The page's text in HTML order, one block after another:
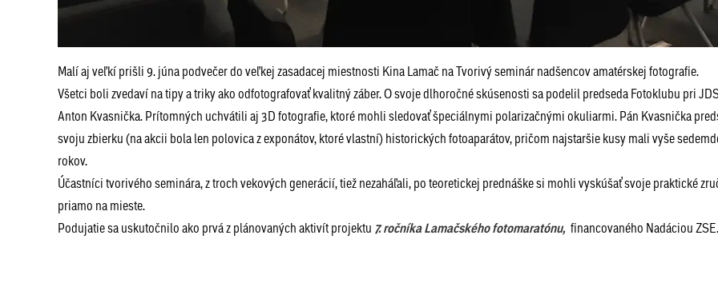
Malí aj veľkí prišli 9. júna podvečer do veľkej zasadacej miestnosti Kina Lamač na Tvorivý seminár nadšencov amatérskej fotografie.
Všetci boli zvedaví na tipy a triky ako odfotografovať kvalitný záber. O svoje dlhoročné skúsenosti sa podelil predseda Fotoklubu pri
Anton Kvasnička. Prítomných uchvátili aj 3D fotografie, ktoré mohli sledovať špeciálnymi polarizačnými okuliarmi. Pán Kvasnička
svoju zbierku (na akcii bola len polovica z exponátov, ktoré vlastní) historických fotoaparátov, pričom najstaršie kusy mali vyše
rokov.
Účastníci tvorivého seminára, z troch vekových generácií, tiež nezaháľali, po teoretickej prednáške si mohli vyskúšať svoje praktické
priamo na mieste.
Podujatie sa uskutočnilo ako prvá z plánovaných aktivít projektu 7. ročníka Lamačského fotomaratónu, financovaného Nadáciou ZSE.